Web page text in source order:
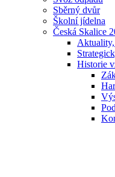
Sběrný dvůr
Školní jídelna
Česká Skalice
Historie